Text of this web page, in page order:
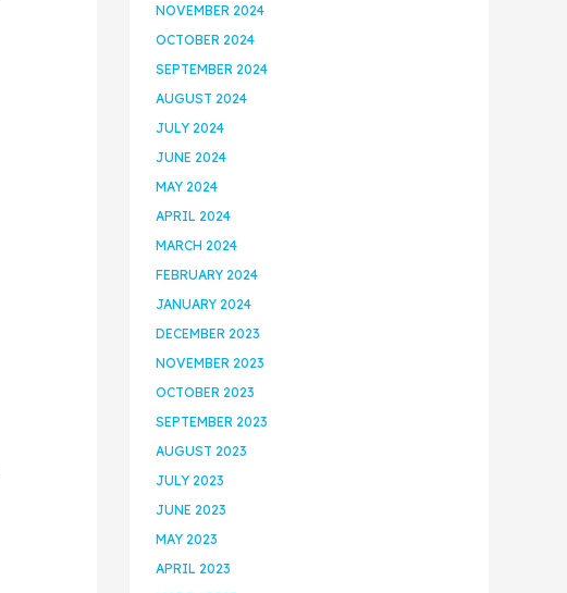
NOVEMBER 2024
OCTOBER 2024
SEPTEMBER 2024
AUGUST 2024
JULY 2024
JUNE 2024
MAY 2024
APRIL 2024
MARCH 2024
FEBRUARY 2024
JANUARY 2024
DECEMBER 2023
NOVEMBER 2023
OCTOBER 2023
SEPTEMBER 2023
AUGUST 2023
JULY 2023
JUNE 2023
MAY 2023
APRIL 2023